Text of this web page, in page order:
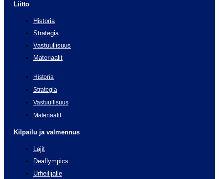
Liitto
Historia
Strategia
Vastuullisuus
Materiaalit
Historia
Strategia
Vastuullisuus
Materiaalit
Kilpailu ja valmennus
Lajit
Deaflympics
Urheilijalle